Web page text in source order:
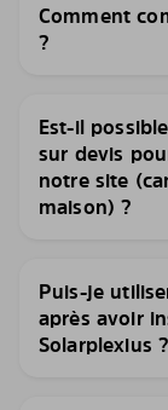
Comment
?
Est-il
sur devis
notre site
maison) ?
Puis-je
après avoir
Solarplexius ?